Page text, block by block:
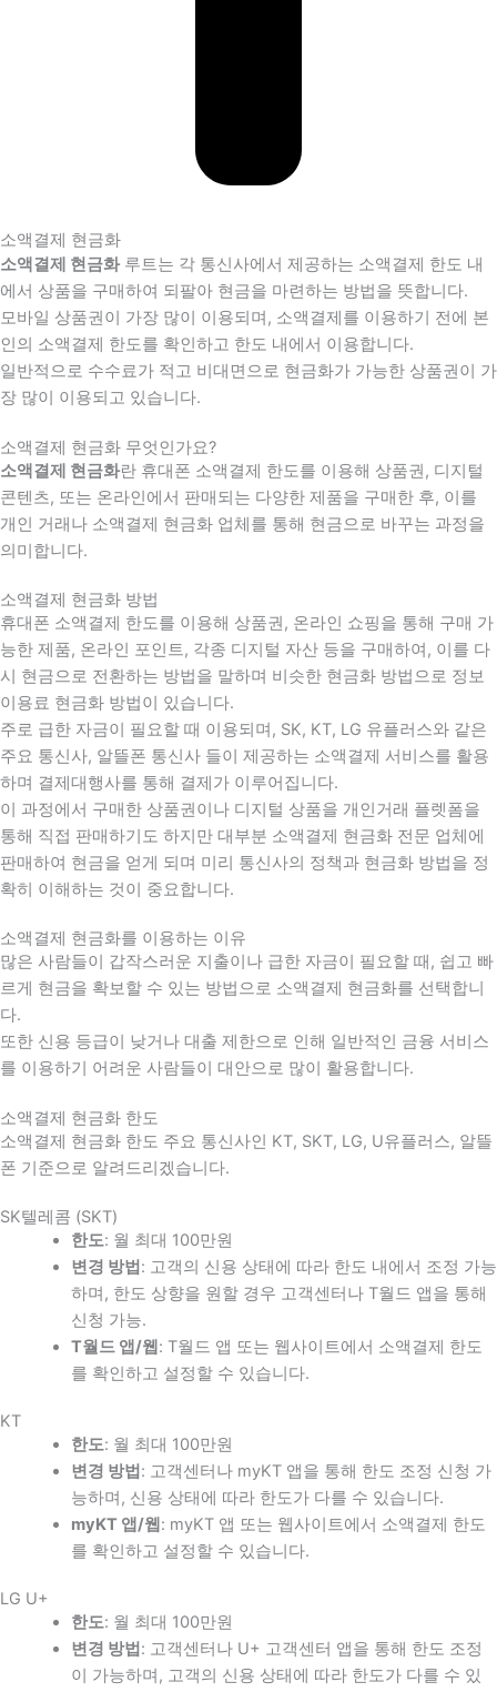
소액결제 현금화
소액결제 현금화루트는 각 통신사에서 제공하는 소액결제 한도 내
에서 상품을 구매하여 되팔아 현금을 마련하는 방법을 뜻합니다.
모바일 상품권이 가장 많이 이용되며, 소액결제를 이용하기 전에 본
인의 소액결제 한도를 확인하고 한도 내에서 이용합니다.
일반적으로 수수료가 적고 비대면으로 현금화가 가능한 상품권이 가
장 많이 이용되고 있습니다.
소액결제 현금화 무엇인가요?
소액결제 현금화란 휴대폰 소액결제 한도를 이용해 상품권, 디지털
콘텐츠, 또는 온라인에서 판매되는 다양한 제품을 구매한 후, 이를
개인 거래나 소액결제 현금화 업체를 통해 현금으로 바꾸는 과정을
의미합니다.
소액결제 현금화 방법
휴대폰 소액결제 한도를 이용해 상품권, 온라인 쇼핑을 통해 구매 가
능한 제품, 온라인 포인트, 각종 디지털 자산 등을 구매하여, 이를 다
시 현금으로 전환하는 방법을 말하며 비슷한 현금화 방법으로 정보
이용료 현금화 방법이 있습니다.
주로 급한 자금이 필요할 때 이용되며, SK, KT, LG 유플러스와 같은
주요 통신사, 알뜰폰 통신사 들이 제공하는 소액결제 서비스를 활용
하며 결제대행사를 통해 결제가 이루어집니다.
이 과정에서 구매한 상품권이나 디지털 상품을 개인거래 플렛폼을
통해 직접 판매하기도 하지만 대부분 소액결제 현금화 전문 업체에
판매하여 현금을 얻게 되며 미리 통신사의 정책과 현금화 방법을 정
확히 이해하는 것이 중요합니다.
소액결제 현금화를 이용하는 이유
많은 사람들이 갑작스러운 지출이나 급한 자금이 필요할 때 , 쉽고 빠
르게 현금을 확보할 수 있는 방법으로 소액결제 현금화를 선택합니
다.
또한 신용 등급이 낮거나 대출 제한으로 인해 일반적인 금융 서비스
를 이용하기 어려운 사람들이 대안으로 많이 활용합니다.
소액결제 현금화 한도
소액결제 현금화 한도 주요 통신사인 KT, SKT, LG, U유플러스, 알뜰
폰 기준으로 알려드리겠습니다.
SK텔레콤 (SKT)
한도: 월 최대 100만원
변경 방법 : 고객의 신용 상태에 따라 한도 내에서 조정 가능
하며, 한도 상향을 원할 경우 고객센터나 T월드 앱을 통해
신청 가능.
T월드 앱/웹 : T월드 앱 또는 웹사이트에서 소액결제 한도
를 확인하고 설정할 수 있습니다.
KT
한도: 월 최대 100만원
변경 방법 : 고객센터나 myKT 앱을 통해 한도 조정 신청 가
능하며, 신용 상태에 따라 한도가 다를 수 있습니다.
myKT 앱/웹 : myKT 앱 또는 웹사이트에서 소액결제 한도
를 확인하고 설정할 수 있습니다.
LG U+
한도: 월 최대 100만원
변경 방법 : 고객센터나 U+ 고객센터 앱을 통해 한도 조정
이 가능하며, 고객의 신용 상태에 따라 한도가 다를 수 있